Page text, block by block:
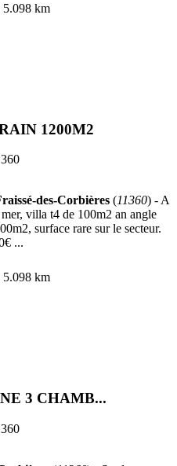
5.098 km
1200M2
des-Corbières (11360) - A
villa t4 de 100m2 an angle
surface rare sur le secteur.
...
5.098 km
3 CHAMB...